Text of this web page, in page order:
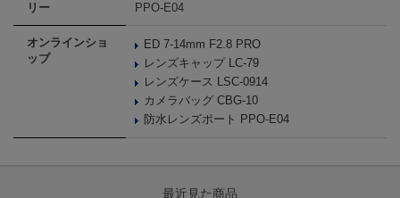
リー
PPO-E04
オンラインショ
ップ
ED 7-14mm F2.8 PRO
レンズキャップ LC-79
レンズケース LSC-0914
カメラバッグ CBG-10
防水レンズポート PPO-E04
最近見た商品